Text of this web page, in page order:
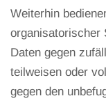
Weiterhin
organisatorischer
Daten gegen
teilweisen oder
gegen den